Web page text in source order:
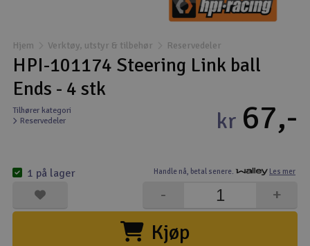
Droner
Droner for FPV
Fly
Helikopter
Kamerautstyr
Modellbygging, LEGO & byggesett
Hjem Verktøy, utstyr & tilbehør Reservedeler
HPI-101174 Steering Link ball
Ends - 4 stk
Tilhører kategori
Reservedeler
Handle nå, betal senere. Les mer
kr 67,-
Kjøp
+
-
1 på lager